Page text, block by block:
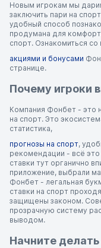
Новым игрокам мы
заключить пари на
удобный способ
продумана для
спорт. Ознакомиться со
акциями и бонусами
странице.
Почему игроки
Компания Фонбет - это
на спорт. Это
статистика,
прогнозы на спорт,
рекомендации - всё
ставки тут органично
приложение, выбрали
Фонбет - легальная
ставки на спорт
защищены законом.
прозрачную систему
выводом.
Начните